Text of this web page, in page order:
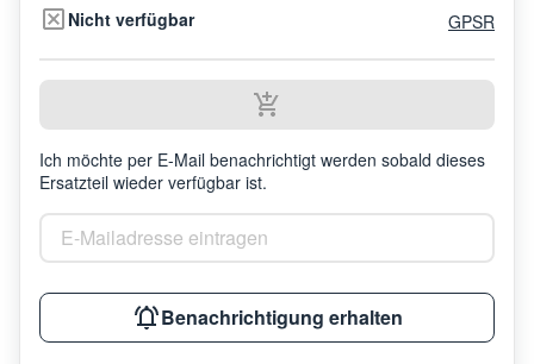
Nicht verfügbar GPSR
Ich möchte per E-Mail benachrichtigt werden sobald dieses
Ersatzteil wieder verfügbar ist.
E-Mailadresse eintragen
Benachrichtigung erhalten